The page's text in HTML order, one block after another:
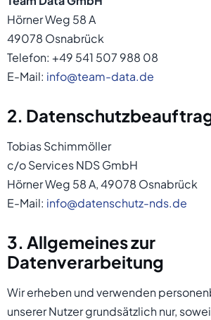
Hörner Weg 58 A
49078 Osnabrück
Telefon: +49 541 507 988 08
E-Mail: info@team-data.de
2.
Tobias Schimmöller
c/o Services NDS GmbH
Hörner Weg 58 A, 49078 Osnabrück
E-Mail: info@datenschutz-nds.de
3. Allgemeines zur
Datenverarbeitung
Wir erheben und verwenden
unserer Nutzer grundsätzlich nur,